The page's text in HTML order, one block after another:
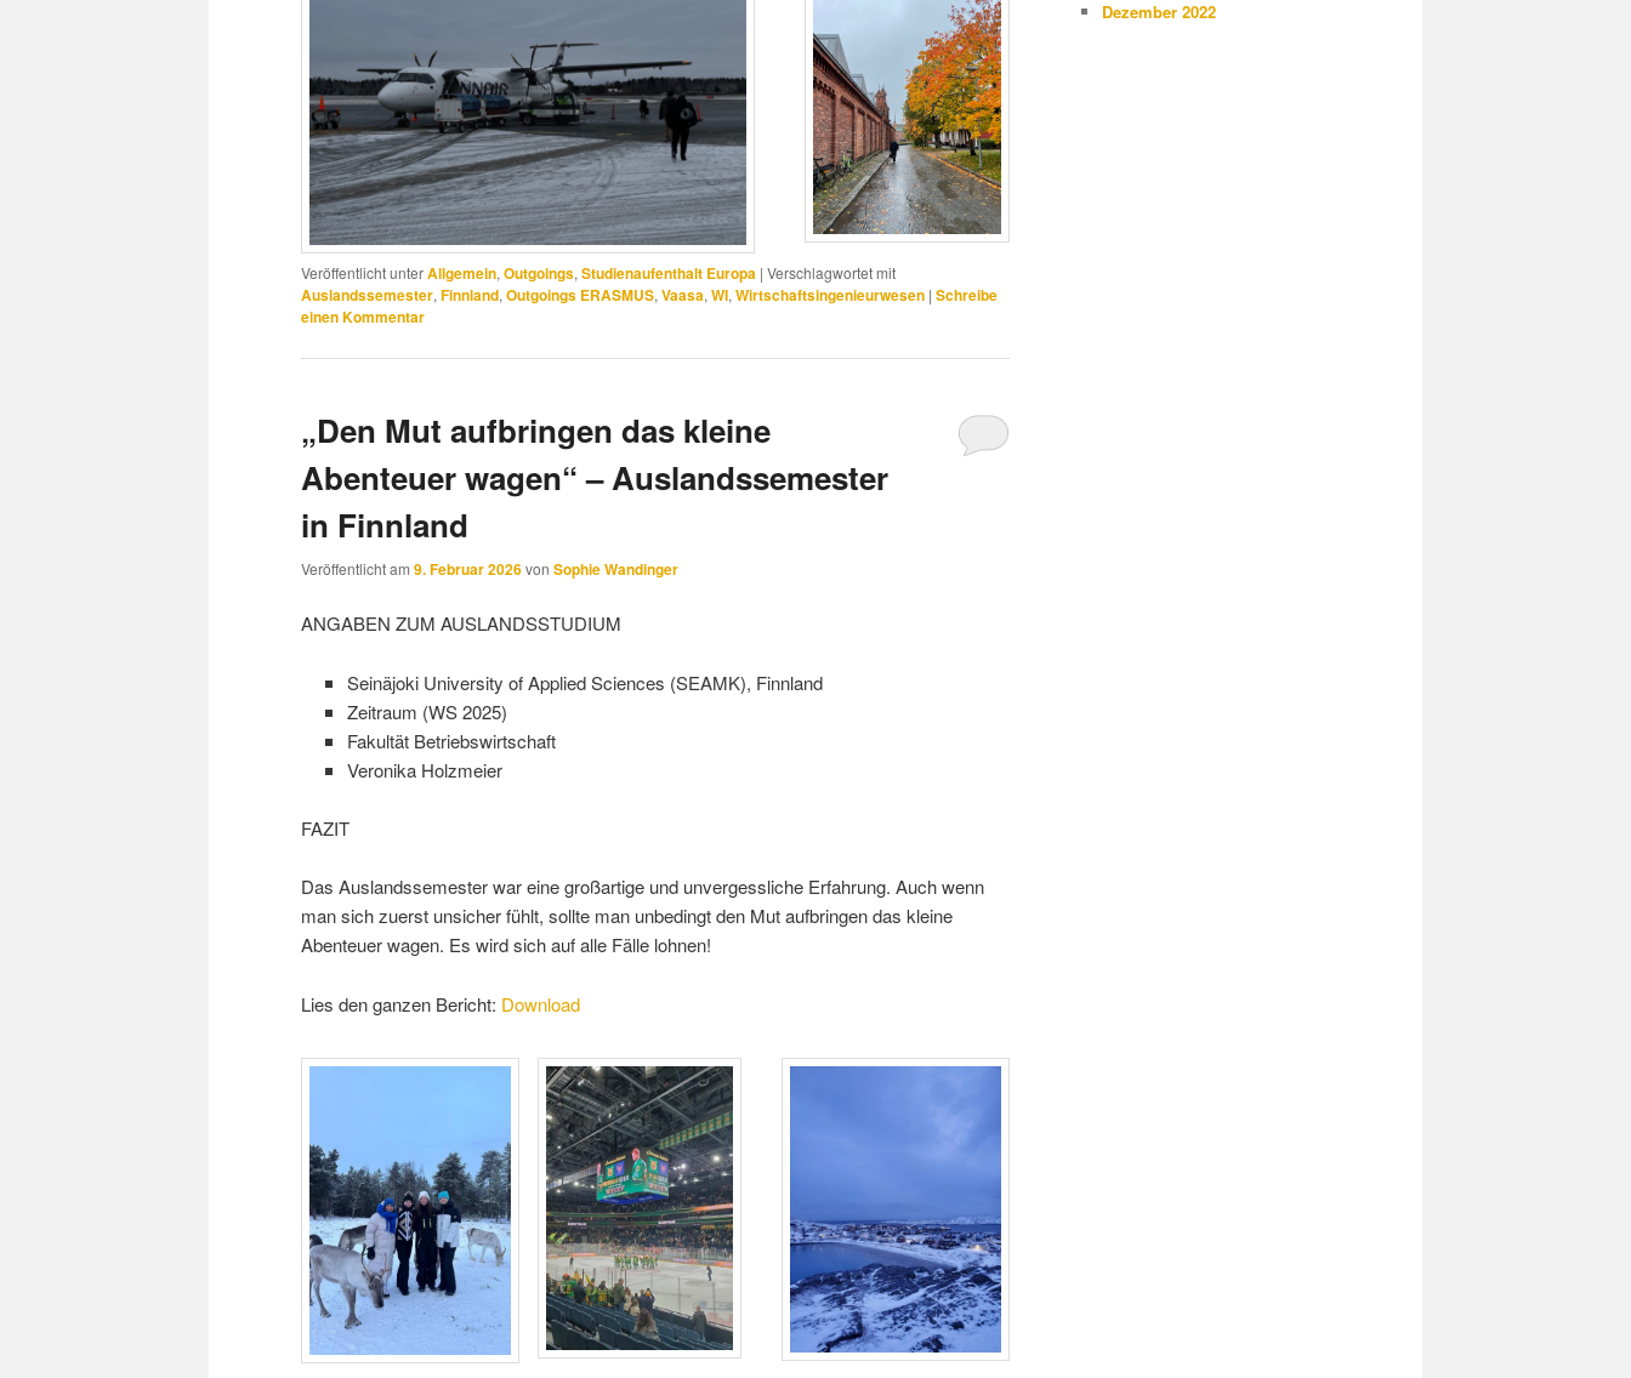
Veröffentlicht unterAllgemein, Outgoings, Studienaufenthalt Europa | Verschlagwortet mit
Auslandssemester, Finnland, Outgoings ERASMUS, Vaasa, WI, Wirtschaftsingenieurwesen | Schreibe
einen Kommentar
„Den Mut aufbringen das kleine
Abenteuer wagen“ – Auslandssemester
in Finnland
Veröffentlicht am 9. Februar 2026von Sophie Wandinger
ANGABEN ZUM AUSLANDSSTUDIUM
Seinäjoki University of Applied Sciences (SEAMK), Finnland
Zeitraum (WS 2025)
Fakultät Betriebswirtschaft
Veronika Holzmeier
FAZIT
Das Auslandssemester war eine großartige und unvergessliche Erfahrung. Auch wenn
man sich zuerst unsicher fühlt, sollte man unbedingt den Mut aufbringen das kleine
Abenteuer wagen. Es wird sich auf alle Fälle lohnen!
Lies den ganzen Bericht: Download
Dezember 2022